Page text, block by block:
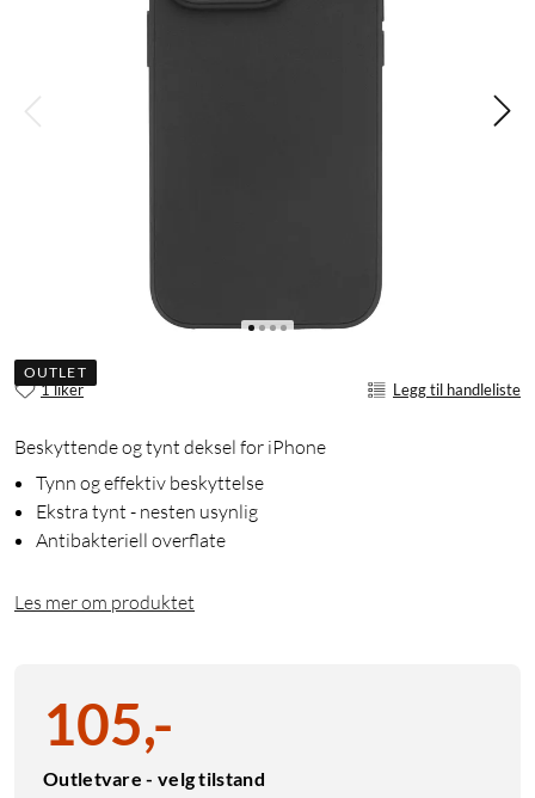
OUTLET
1 liker Legg til handleliste
Beskyttende og tynt deksel for iPhone
Tynn og effektiv beskyttelse
Ekstra tynt - nesten usynlig
Antibakteriell overflate
Les mer om produktet
105,-
Outletvare - velg tilstand